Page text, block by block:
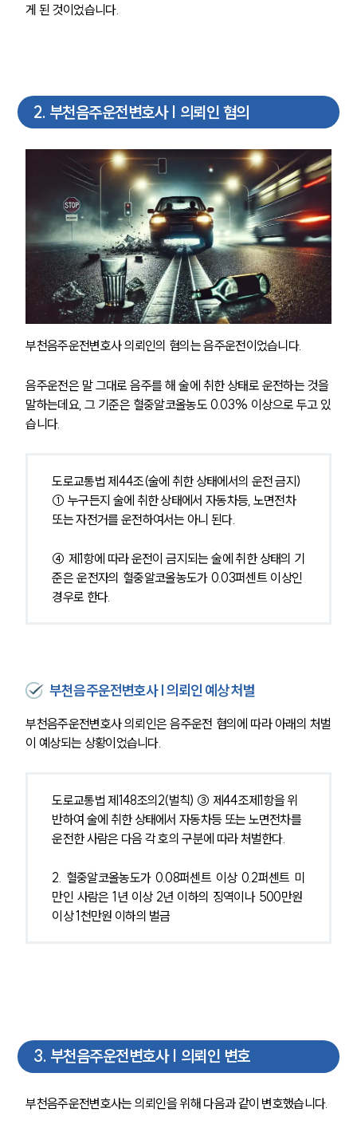
게 된 것이었습니다.
2. 부천음주운전변호사 | 의뢰인 혐의
부천음주운전변호사 의뢰인의 혐의는 음주운전이었습니다.
음주운전은 말 그대로 음주를 해 술에 취한 상태로 운전하는 것을
말하는데요, 그 기준은 혈중알코올농도 0.03% 이상으로 두고 있
습니다.
도로교통법 제44조(술에 취한 상태에서의 운전 금지)
① 누구든지 술에 취한 상태에서 자동차등, 노면전차
또는 자전거를 운전하여서는 아니 된다.
④ 제1항에 따라 운전이 금지되는 술에 취한 상태의 기
준은 운전자의 혈중알코올농도가 0.03퍼센트 이상인
경우로 한다.
부천음주운전변호사 | 의뢰인 예상 처벌
부천음주운전변호사 의뢰인은 음주운전 혐의에 따라 아래의 처벌
이 예상되는 상황이었습니다.
도로교통법 제148조의2(벌칙) ③ 제44조제1항을 위
반하여 술에 취한 상태에서 자동차등 또는 노면전차를
운전한 사람은 다음 각 호의 구분에 따라 처벌한다.
2. 혈중알코올농도가 0.08퍼센트 이상 0.2퍼센트 미
만인 사람은 1년 이상 2년 이하의 징역이나 500만원
이상 1천만원 이하의 벌금
3. 부천음주운전변호사 | 의뢰인 변호
부천음주운전변호사는 의뢰인을 위해 다음과 같이 변호했습니다.